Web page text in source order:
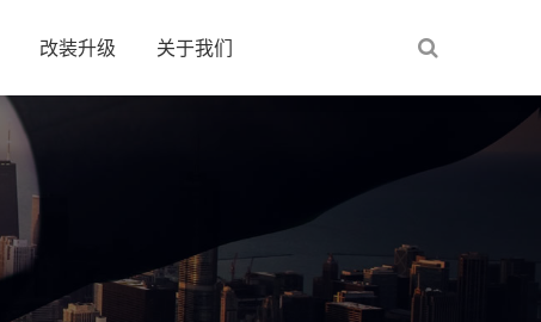
改装升级 关于我们